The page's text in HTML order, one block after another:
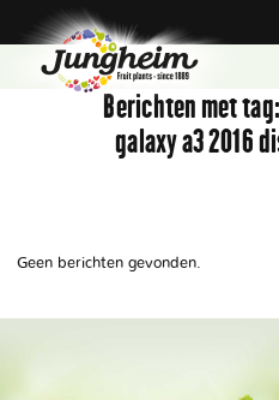
Berichten met tag:
galaxy a3 2016
Geen berichten gevonden.